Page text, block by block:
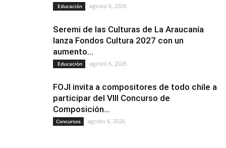
Educación agosto 6, 2026
Seremi de las Culturas de La Araucanía
lanza Fondos Cultura 2027 con un
aumento...
Educación agosto 6, 2026
FOJI invita a compositores de todo chile a
participar del VIII Concurso de
Composición...
Concursos agosto 6, 2026